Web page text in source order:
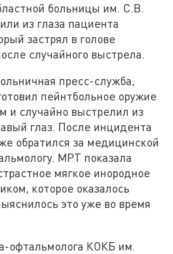
больницы им. С.В.
из глаза пациента
застрял в голове
случайного выстрела.
пресс-служба,
пейнтбольное оружие
и случайно выстрелил из
глаз. После инцидента
обратился за медицинской
МРТ показала
мягкое инородное
которое оказалось
это уже во время
офтальмолога КОКБ им.